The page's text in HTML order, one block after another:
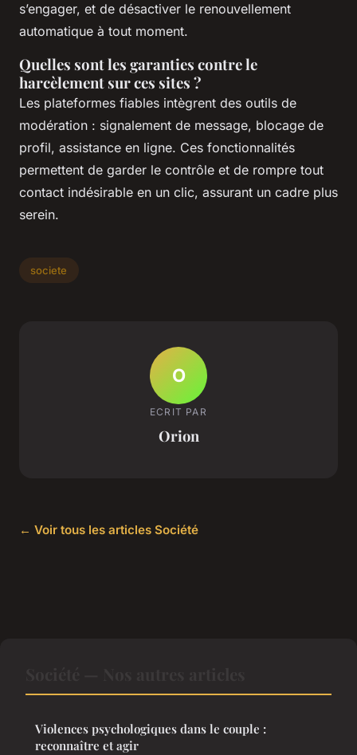
s’engager, et de désactiver le renouvellement
automatique à tout moment.
Quelles sont les garanties contre le
harcèlement sur ces sites ?
Les plateformes fiables intègrent des outils de
modération : signalement de message, blocage de
profil, assistance en ligne. Ces fonctionnalités
permettent de garder le contrôle et de rompre tout
contact indésirable en un clic, assurant un cadre plus
serein.
societe
O
ECRIT PAR
Orion
← Voir tous les articles Société
Violences psychologiques dans le couple :
reconnaître et agir